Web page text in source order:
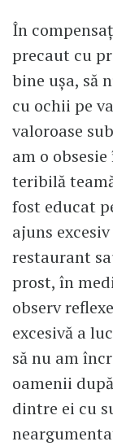
În
precaut cu
bine ușa, să
cu ochii pe
valoroase
am o
teribilă
fost educat
ajuns
restaurant
prost, în
observ
excesivă a
să nu am
oamenii
dintre ei cu